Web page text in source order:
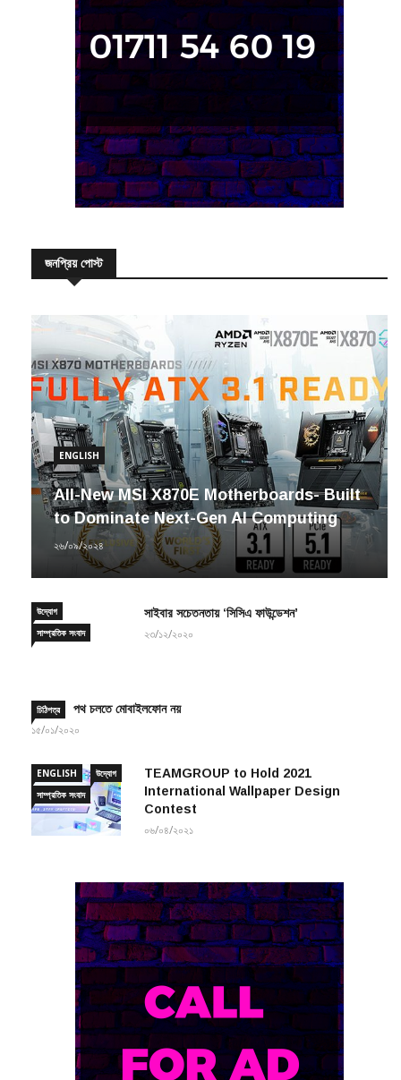
জনপ্রিয় পোস্ট
ENGLISH
All-New MSI X870E Motherboards- Built
to Dominate Next-Gen AI Computing
২৬/০৯/২০২৪
উদ্যোগ
সাম্প্রতিক সংবাদ
সাইবার সচেতনতায় ‘সিসিএ ফাউন্ডেশন’
২৩/১২/২০২০
চিঠিপত্র পথ চলতে মোবাইলফোন নয়
১৫/০১/২০২০
ENGLISH
উদ্যোগ
সাম্প্রতিক সংবাদ
TEAMGROUP to Hold 2021
International Wallpaper Design
Contest
০৬/০৪/২০২১